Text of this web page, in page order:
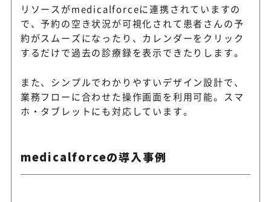
リソースがmedicalforceに連携されていますの
で、予約の空き状況が可視化されて患者さんの予
約がスムーズになったり、カレンダーをクリック
するだけで過去の診療録を表示できたりします。
また、シンプルでわかりやすいデザイン設計で、
業務フローに合わせた操作画面を利用可能。スマ
ホ・タブレットにも対応しています。
medicalforceの導入事例